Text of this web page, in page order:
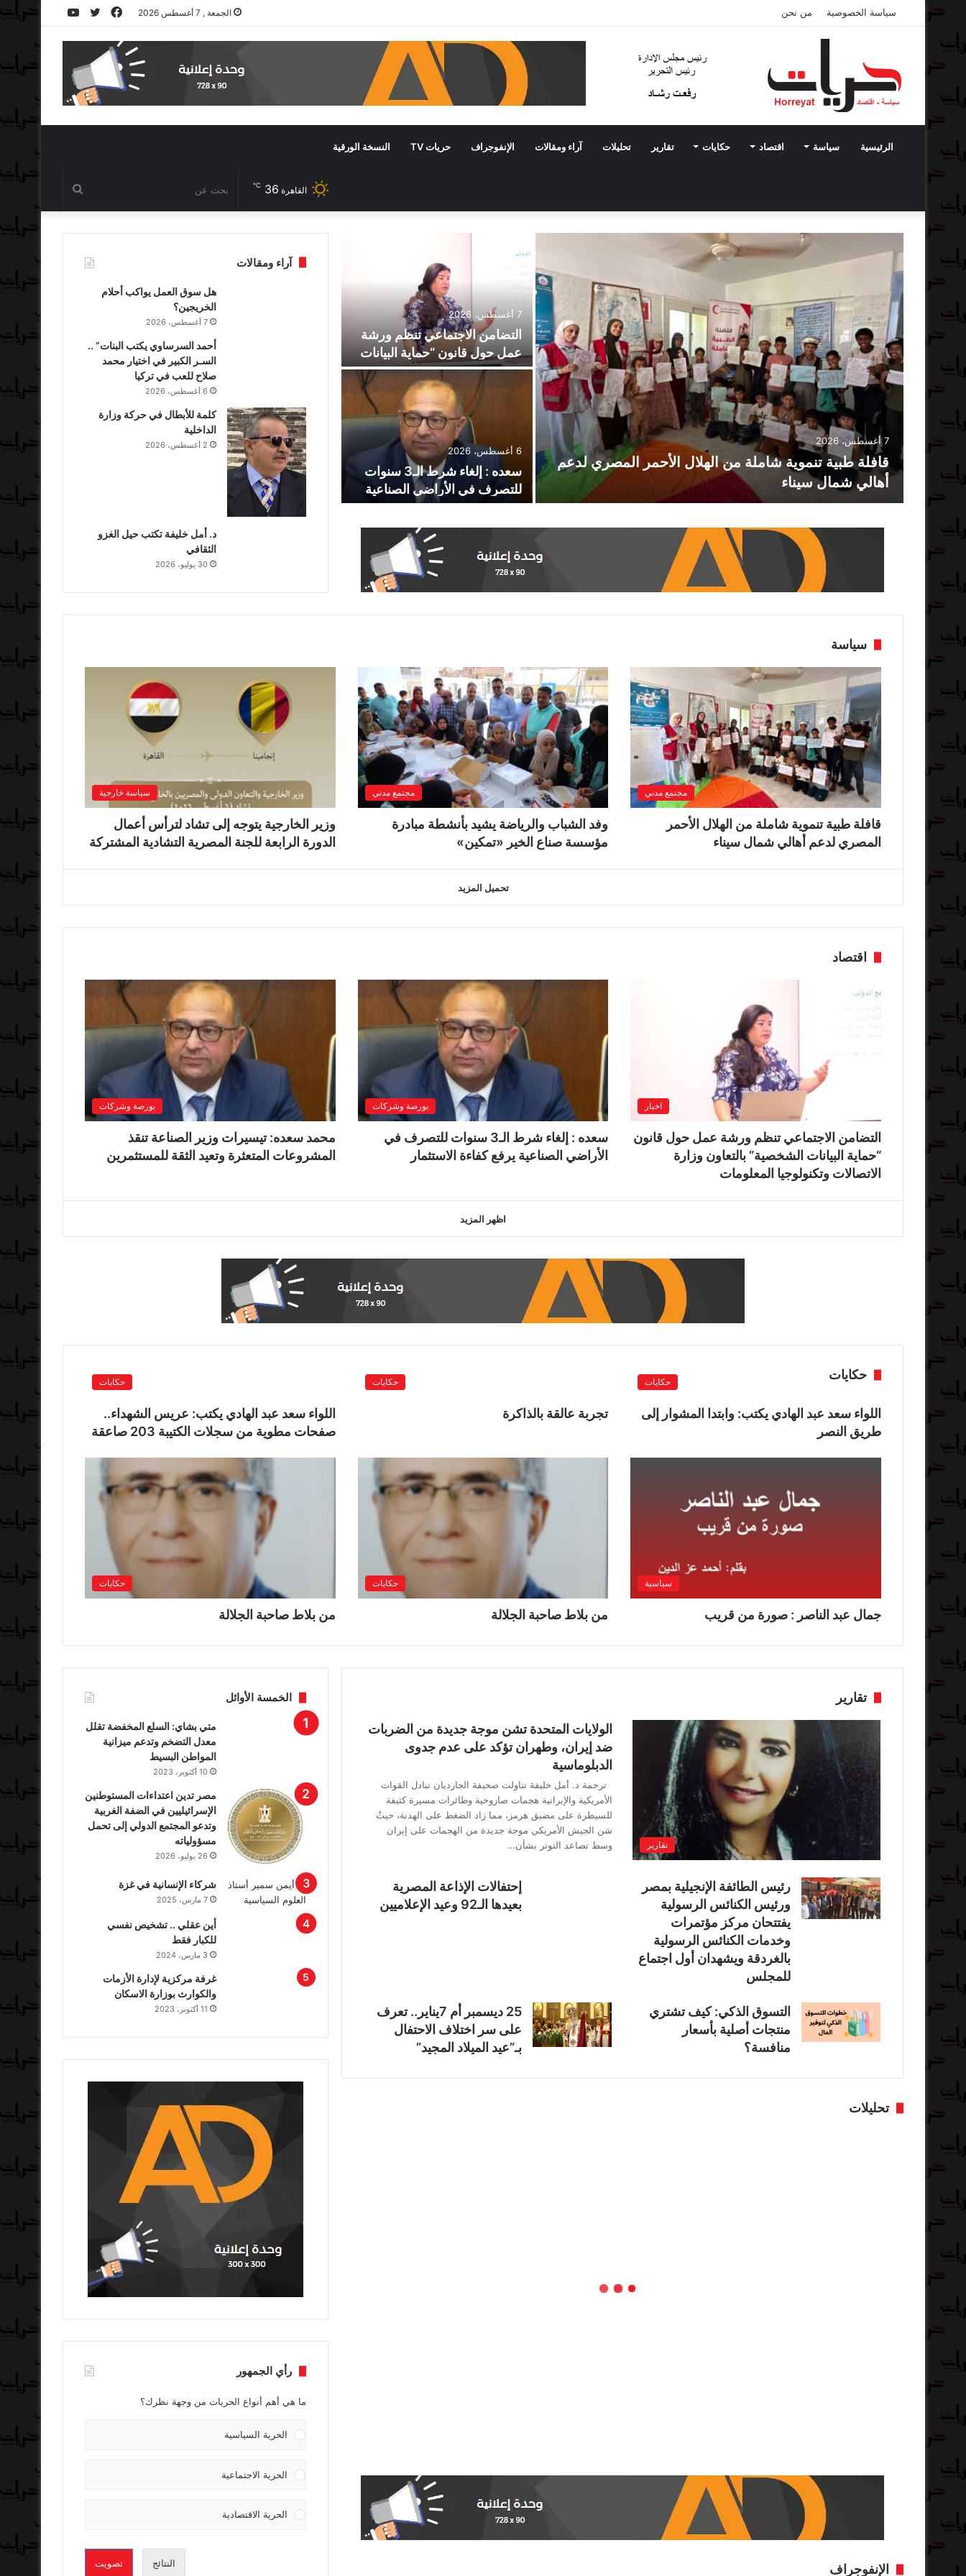
سياسة الخصوصية من نحن يوتيوبتويتر
فيسبوك الجمعة , 7 أغسطس 2026
الرئيسية سياسة اقتصاد حكايات تقارير تحليلات آراء ومقالات الإنفوجراف حريات TV النسخة الورقية
بحث
عن
القاهرة 36
℃
7 أغسطس، 2026
قافلة طبية تنموية شاملة من الهلال الأحمر المصري لدعم
أهالي شمال سيناء
7 أغسطس، 2026
التضامن الاجتماعي تنظم ورشة
عمل حول قانون “حماية البيانات
الشخصية” بالتعاون وزارة
الاتصالات وتكنولوجيا المعلومات
6 أغسطس، 2026
سعده : إلغاء شرط الـ3 سنوات
للتصرف في الأراضي الصناعية
يرفع كفاءة الاستثمار
آراء ومقالات
هل سوق العمل يواكب أحلام
الخريجين؟
7 أغسطس، 2026
أحمد السرساوي يكتب البنات” ..
السـر الكبير في اختيار محمد
صلاح للعب في تركيا
6 أغسطس، 2026
كلمة للأبطال في حركة وزارة
الداخلية
2 أغسطس، 2026
د. أمل خليفة تكتب حيل الغزو
الثقافي
30 يوليو، 2026
سياسة
مجتمع مدني
قافلة طبية تنموية شاملة من الهلال الأحمر
المصري لدعم أهالي شمال سيناء
مجتمع مدني
وفد الشباب والرياضة يشيد بأنشطة مبادرة
مؤسسة صناع الخير «تمكين»
سياسة خارجية
وزير الخارجية يتوجه إلى تشاد لترأس أعمال
الدورة الرابعة للجنة المصرية التشادية المشتركة
تحميل المزيد
اقتصاد
اخبار
التضامن الاجتماعي تنظم ورشة عمل حول قانون
“حماية البيانات الشخصية” بالتعاون وزارة
الاتصالات وتكنولوجيا المعلومات
بورصة وشركات
سعده : إلغاء شرط الـ3 سنوات للتصرف في
الأراضي الصناعية يرفع كفاءة الاستثمار
بورصة وشركات
محمد سعده: تيسيرات وزير الصناعة تنقذ
المشروعات المتعثرة وتعيد الثقة للمستثمرين
اظهر المزيد
حكايات حكايات
اللواء سعد عبد الهادي يكتب: وابتدا المشوار إلى
طريق النصر
حكايات
تجربة عالقة بالذاكرة
حكايات
اللواء سعد عبد الهادي يكتب: عريس الشهداء..
صفحات مطوية من سجلات الكتيبة 203 صاعقة
سياسية
جمال عبد الناصر : صورة من قريب
حكايات
من بلاط صاحبة الجلالة
حكايات
من بلاط صاحبة الجلالة
تقارير
تقارير
الولايات المتحدة تشن موجة جديدة من الضربات
ضد إيران، وطهران تؤكد على عدم جدوى
الدبلوماسية
ترجمة د. أمل خليفة تناولت صحيفة الجارديان تبادل القوات
الأمريكية والإيرانية هجمات صاروخية وطائرات مسيرة كثيفة
للسيطرة على مضيق هرمز، مما زاد الضغط على الهدنة، حيثُ
شن الجيش الأمريكي موجة جديدة من الهجمات على إيران
وسط تصاعد التوتر بشأن…
رئيس الطائفة الإنجيلية بمصر
ورئيس الكنائس الرسولية
يفتتحان مركز مؤتمرات
وخدمات الكنائس الرسولية
بالغردقة ويشهدان أول اجتماع
للمجلس
إحتفالات الإذاعة المصرية
بعيدها الـ92 وعيد الإعلاميين
التسوق الذكي: كيف تشتري
منتجات أصلية بأسعار
منافسة؟
25 ديسمبر أم 7يناير.. تعرف
على سر اختلاف الاحتفال
بـ”عيد الميلاد المجيد”
تحليلات
الإنفوجراف
الخمسة الأوائل
متي بشاي: السلع المخفضة تقلل
معدل التضخم وتدعم ميزانية
المواطن البسيط
10 أكتوبر، 2023
مصر تدين اعتداءات المستوطنين
الإسرائيليين في الضفة الغربية
وتدعو المجتمع الدولي إلى تحمل
مسؤولياته
26 يوليو، 2026
شركاء الإنسانية في غزة
7 مارس، 2025
أين عقلي .. تشخيص نفسي
للكبار فقط
3 مارس، 2024
غرفة مركزية لإدارة الأزمات
والكوارث بوزارة الاسكان
11 أكتوبر، 2023
رأي الجمهور
ما هي أهم أنواع الحريات من وجهة نظرك؟
الحرية السياسية
الحرية الاجتماعية
الحرية الاقتصادية
النتائج تصويت